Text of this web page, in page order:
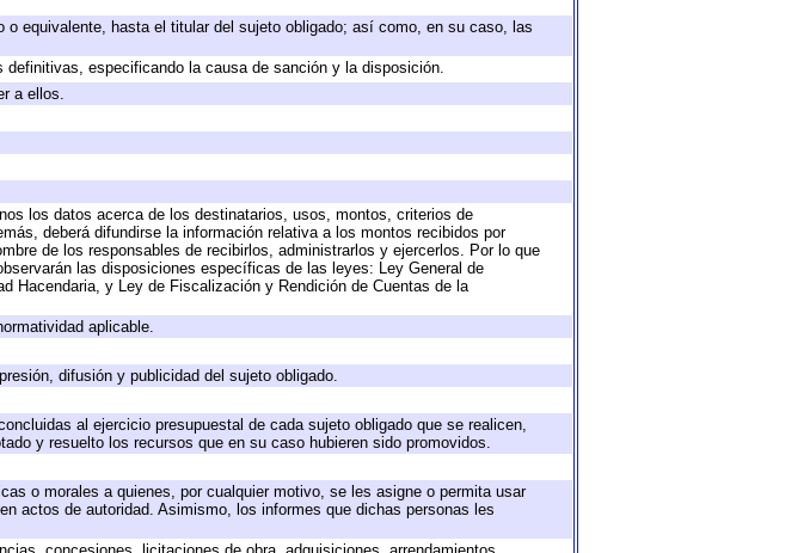
equivalente, hasta el titular del sujeto obligado; así como, en su caso, las
especificando la causa de sanción y la disposición.
a ellos.
los datos acerca de los destinatarios, usos, montos, criterios de
deberá difundirse la información relativa a los montos recibidos por
de los responsables de recibirlos, administrarlos y ejercerlos. Por lo que
las disposiciones específicas de las leyes: Ley General de
Hacendaria, y Ley de Fiscalización y Rendición de Cuentas de la
aplicable.
difusión y publicidad del sujeto obligado.
al ejercicio presupuestal de cada sujeto obligado que se realicen,
y resuelto los recursos que en su caso hubieren sido promovidos.
o morales a quienes, por cualquier motivo, se les asigne o permita usar
actos de autoridad. Asimismo, los informes que dichas personas les